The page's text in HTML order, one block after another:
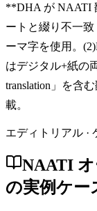
**DHA が NAATI
ートと綴り不一
ーマ字を使用。
はデジタル+紙の
translation」を含
載。
エディトリアル ·
NAATI
の実例ケー